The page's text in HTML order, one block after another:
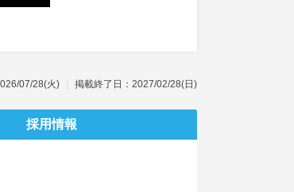
07/28(火) 掲載終了日：2027/02/28(日)
採用情報